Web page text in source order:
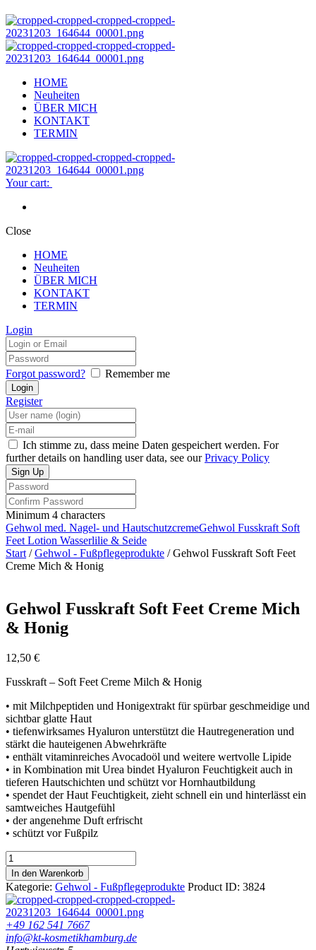
HOME
Neuheiten
ÜBER MICH
KONTAKT
TERMIN
Your cart:
Close
HOME
Neuheiten
ÜBER MICH
KONTAKT
TERMIN
Login
Forgot password? Remember me
Register
Ich stimme zu, dass meine Daten gespeichert werden. For
further details on handling user data, see ourPrivacy Policy
Minimum 4 characters
Gehwol med. Nagel- und HautschutzcremeGehwol Fusskraft Soft
Feet Lotion Wasserlilie & Seide
Start /Gehwol - Fußpflegeprodukte / Gehwol Fusskraft Soft Feet
Creme Mich & Honig
Gehwol Fusskraft Soft Feet Creme Mich
& Honig
12,50 €
Fusskraft – Soft Feet Creme Milch & Honig
• mit Milchpeptiden und Honigextrakt für spürbar geschmeidige und
sichtbar glatte Haut
• tiefenwirksames Hyaluron unterstützt die Hautregeneration und
stärkt die hauteigenen Abwehrkräfte
• enthält vitaminreiches Avocadoöl und weitere wertvolle Lipide
• in Kombination mit Urea bindet Hyaluron Feuchtigkeit auch in
tieferen Hautschichten und schützt vor Hornhautbildung
• spendet der Haut Feuchtigkeit, zieht schnell ein und hinterlässt ein
samtweiches Hautgefühl
• der angenehme Duft erfrischt
• schützt vor Fußpilz
Gehwol
Fusskraft
Soft
Feet
Creme
Mich
&
Honig
In den Warenkorb
Kategorie: Gehwol - Fußpflegeprodukte Product ID: 3824
+49 162 541 7667
info@kt-kosmetikhamburg.de